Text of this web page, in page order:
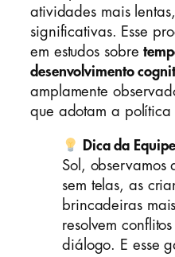
atividades mais
significativas. Esse
em estudos sobre
desenvolvimento
amplamente
que adotam a política
Dica da
Sol, observamos
sem telas, as
brincadeiras
resolvem
diálogo. E esse